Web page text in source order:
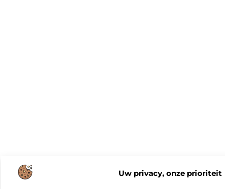
Uw privacy, onze prioriteit